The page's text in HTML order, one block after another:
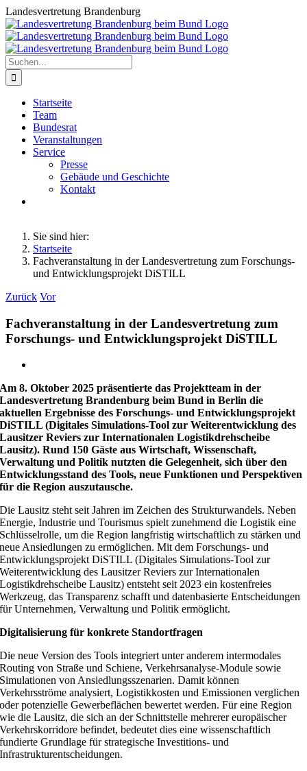
Zum
Inhalt
springen
Landesvertretung Brandenburg
Suche
nach:
Startseite
Team
Bundesrat
Veranstaltungen
Service
Presse
Gebäude und Geschichte
Kontakt
Sie sind hier:
Startseite
Fachveranstaltung in der Landesvertretung zum Forschungs-
und Entwicklungsprojekt DiSTILL
Zurück Vor
Fachveranstaltung in der Landesvertretung zum
Forschungs- und Entwicklungsprojekt DiSTILL
Bild
Am 8. Oktober 2025 präsentierte das Projektteam in der
Landesvertretung Brandenburg beim Bund in Berlin die
aktuellen Ergebnisse des Forschungs- und Entwicklungsprojekt
DiSTILL (Digitales Simulations-Tool zur Weiterentwicklung des
Lausitzer Reviers zur Internationalen Logistikdrehscheibe
Lausitz). Rund 150 Gäste aus Wirtschaft, Wissenschaft,
Verwaltung und Politik nutzten die Gelegenheit, sich über den
Entwicklungsstand des Tools, neue Funktionen und Perspektiven
für die Region auszutausche.
Die Lausitz steht seit Jahren im Zeichen des Strukturwandels. Neben
Energie, Industrie und Tourismus spielt zunehmend die Logistik eine
Schlüsselrolle, um die Region langfristig wirtschaftlich zu stärken und
neue Ansiedlungen zu ermöglichen. Mit dem Forschungs- und
Entwicklungsprojekt DiSTILL (Digitales Simulations-Tool zur
Weiterentwicklung des Lausitzer Reviers zur Internationalen
Logistikdrehscheibe Lausitz) entsteht seit 2023 ein kostenfreies
Werkzeug, das Transparenz schafft und datenbasierte Entscheidungen
für Unternehmen, Verwaltung und Politik ermöglicht.
Digitalisierung für konkrete Standortfragen
Die neue Version des Tools integriert unter anderem intermodales
Routing von Straße und Schiene, Verkehrsanalyse-Module sowie
Simulationen von Ansiedlungsszenarien. Damit können
Verkehrsströme analysiert, Logistikkosten und Emissionen verglichen
oder potenzielle Gewerbeflächen bewertet werden. Für eine Region
wie die Lausitz, die sich an der Schnittstelle mehrerer europäischer
Verkehrskorridore befindet, bedeutet dies eine wissenschaftlich
fundierte Grundlage für strategische Investitions- und
Infrastrukturentscheidungen.